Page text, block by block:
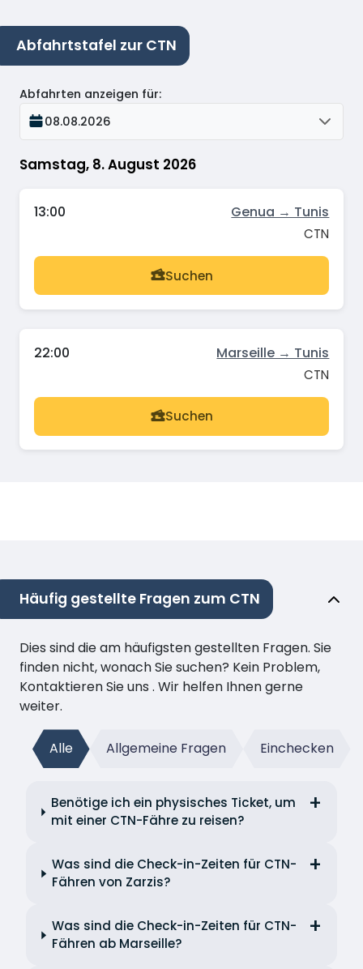
Abfahrtstafel zur CTN
Samstag, 8. August 2026
Abfahrten anzeigen für:
08.08.2026
13:00 Genua → Tunis
CTN
Suchen
22:00 Marseille → Tunis
CTN
Suchen
Häufig gestellte Fragen zum CTN
Dies sind die am häufigsten gestellten Fragen. Sie
finden nicht, wonach Sie suchen? Kein Problem,
Kontaktieren Sie uns . Wir helfen Ihnen gerne
weiter.
Alle Allgemeine Fragen Einchecken
Benötige ich ein physisches Ticket, um
mit einer CTN-Fähre zu reisen?
Was sind die Check-in-Zeiten für CTN-
Fähren von Zarzis?
Was sind die Check-in-Zeiten für CTN-
Fähren ab Marseille?